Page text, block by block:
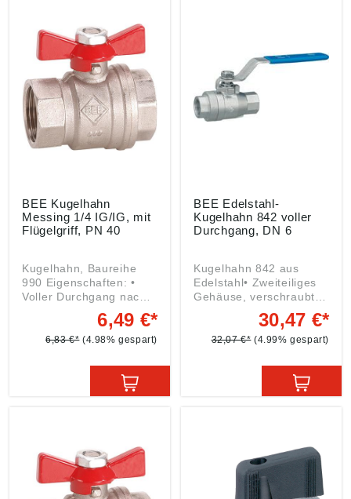
BEE Kugelhahn
Messing 1/4 IG/IG, mit
Flügelgriff, PN 40
Kugelhahn, Baureihe
990 Eigenschaften: •
Voller Durchgang nach
DIN EN 1983 • Innen-
und Außengewinde nach
DIN ISO 228 •
Messingschaltwelle
Einsatzbereiche: •
Gehäuse: Messing
CW617N, vernickelt;
Kugel: Messing
CW614N, verchromt;
6,49 €*
6,83 €* (4.98% gespart)
BEE Edelstahl-
Kugelhahn 842 voller
Durchgang, DN 6
Kugelhahn 842 aus
Edelstahl• Zweiteiliges
Gehäuse, verschraubt •
Voller Durchfluss • Mit
ausblassicheren
Schaltwelle und
(Stopfbuchsmutter muss
in zeitlichen Abständen
3202 M3 • Für Wasser,
Öl, Druckluft, Kraftstoff,
Lösungsmittel, Dampf,
aggressive Medien,
30,47 €*
32,07 €* (4.99% gespart)